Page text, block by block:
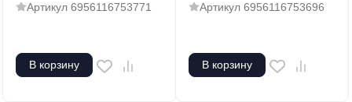
Артикул 6956116753771
В корзину
Артикул 6956116753696
В корзину